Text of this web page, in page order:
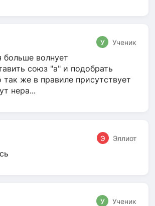
У Ученик
больше волнует
союз "а" и подобрать
же в правиле присутствует
нера...
Э Эллиот
У Ученик